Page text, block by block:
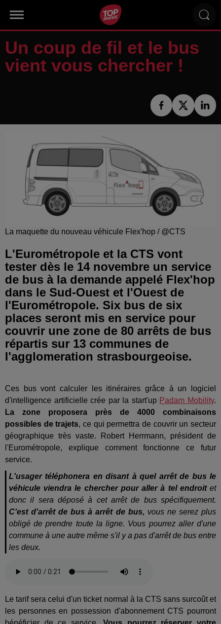
Un coup de fil et le bus
vient vous chercher !
La maquette du nouveau véhicule Flex'hop / @CTS
L'Eurométropole et la CTS vont
tester dès le 14 novembre un service
de bus à la demande appelé Flex'hop
dans le Sud-Ouest et l'Ouest de
l'Eurométropole. Six bus de six
places seront mis en service pour
couvrir une zone de 80 arrêts de bus
répartis sur 13 communes de
l'agglomeration strasbourgeoise.
Ces bus vont calculer les itinéraires grâce à un logiciel
d'intelligence artificielle crée par la start'up Padam Mobility.
La zone proposera près de 4000 combinaisons
possibles de trajets, ce qui permettra de couvrir un secteur
géographique très vaste. Robert Herrmann, président de
l'Eurométropole, explique comment fonctionne ce futur
service.
L'usager téléphonera en disant à quel arrêt de bus le
véhicule viendra le chercher pour aller à tel endroitet
donc il sera déposé à cet arrêt de bus spécifiquement.
C'est d'arrêt de bus à arrêt de bus, vous ne serez plus
obligé de prendre toute la ligne. Vous pourrez aller d'une
commune à une autre même s'il y a pas d'arrêt de bus entre
les deux.
Le tarif sera celui d'un ticket normal à la CTS sans surcoût et
les personnes en possession d'abonnement CTS pourront